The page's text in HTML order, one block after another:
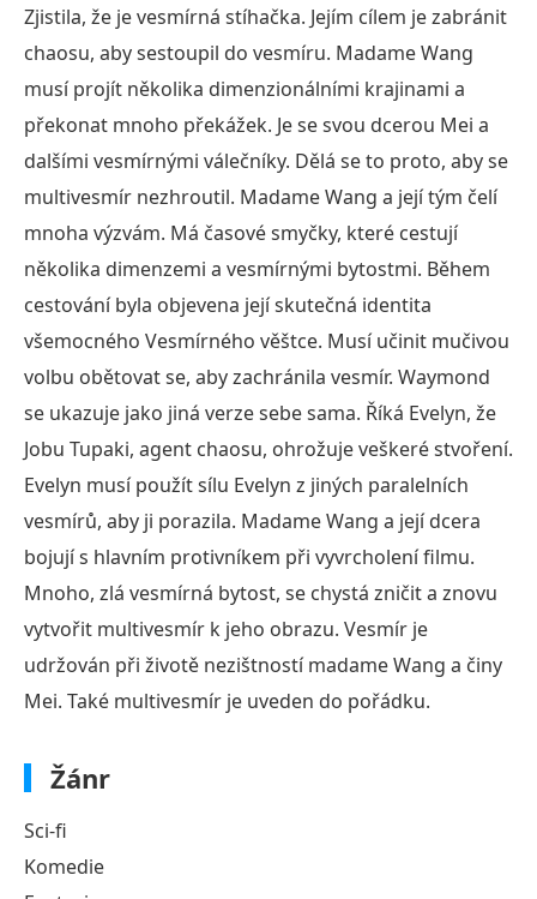
Zjistila, že je vesmírná stíhačka. Jejím cílem je zabránit
chaosu, aby sestoupil do vesmíru. Madame Wang
musí projít několika dimenzionálními krajinami a
překonat mnoho překážek. Je se svou dcerou Mei a
dalšími vesmírnými válečníky. Dělá se to proto, aby se
multivesmír nezhroutil. Madame Wang a její tým čelí
mnoha výzvám. Má časové smyčky, které cestují
několika dimenzemi a vesmírnými bytostmi. Během
cestování byla objevena její skutečná identita
všemocného Vesmírného věštce. Musí učinit mučivou
volbu obětovat se, aby zachránila vesmír. Waymond
se ukazuje jako jiná verze sebe sama. Říká Evelyn, že
Jobu Tupaki, agent chaosu, ohrožuje veškeré stvoření.
Evelyn musí použít sílu Evelyn z jiných paralelních
vesmírů, aby ji porazila. Madame Wang a její dcera
bojují s hlavním protivníkem při vyvrcholení filmu.
Mnoho, zlá vesmírná bytost, se chystá zničit a znovu
vytvořit multivesmír k jeho obrazu. Vesmír je
udržován při životě nezištností madame Wang a činy
Mei. Také multivesmír je uveden do pořádku.
Žánr
Sci-fi
Komedie